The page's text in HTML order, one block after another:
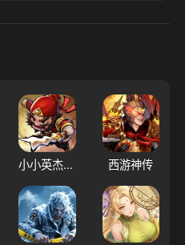
小小英杰：合战天下 西游神传